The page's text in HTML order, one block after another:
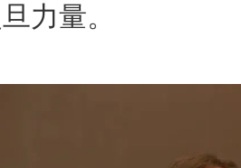
力量。